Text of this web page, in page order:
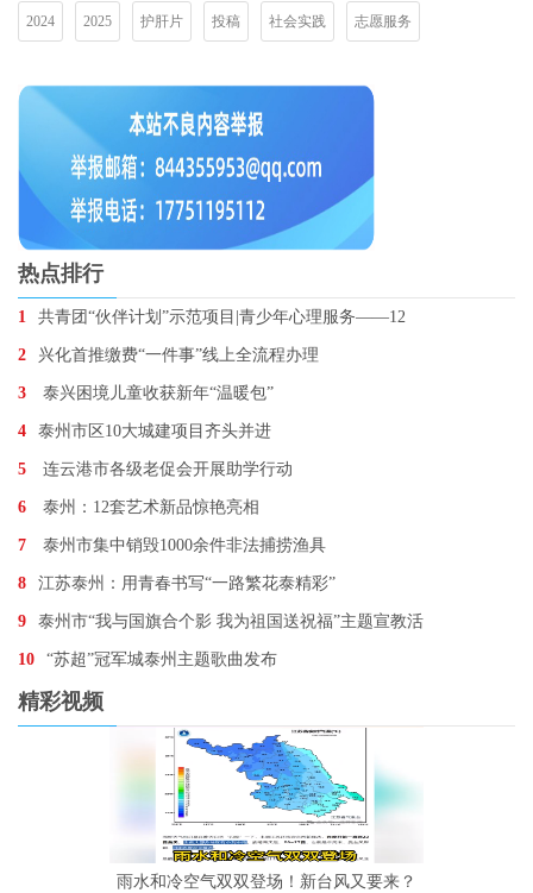
2024 2025 护肝片 投稿 社会实践 志愿服务
热点排行
1 共青团“伙伴计划”示范项目|青少年心理服务——12
2 兴化首推缴费“一件事”线上全流程办理
3 泰兴困境儿童收获新年“温暖包”
4 泰州市区10大城建项目齐头并进
5 连云港市各级老促会开展助学行动
6 泰州：12套艺术新品惊艳亮相
7 泰州市集中销毁1000余件非法捕捞渔具
8 江苏泰州：用青春书写“一路繁花泰精彩”
9 泰州市“我与国旗合个影 我为祖国送祝福”主题宣教活
10 “苏超”冠军城泰州主题歌曲发布
精彩视频
雨水和冷空气双双登场！新台风又要来？